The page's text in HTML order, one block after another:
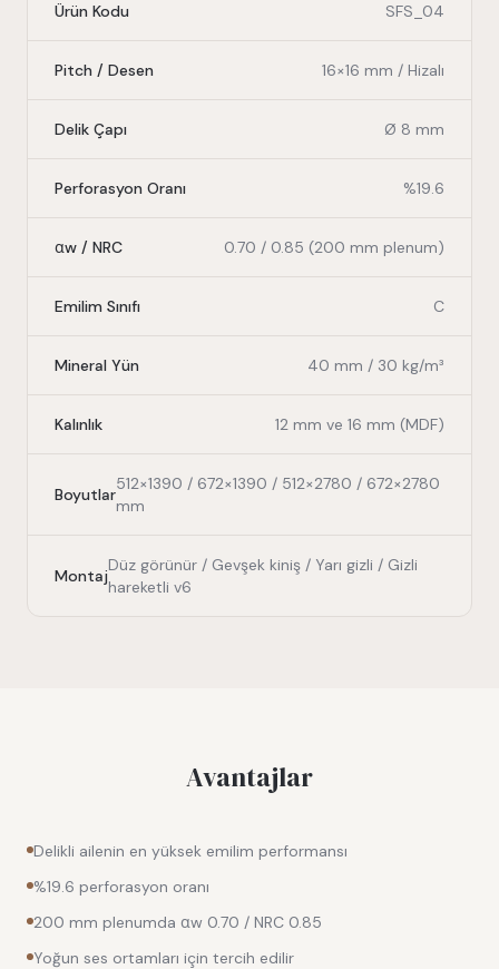
Ürün Kodu SFS_04
Pitch / Desen 16×16 mm / Hizalı
Delik Çapı Ø 8 mm
Perforasyon Oranı %19.6
αw / NRC 0.70 / 0.85 (200 mm plenum)
Emilim Sınıfı C
Mineral Yün 40 mm / 30 kg/m³
Kalınlık 12 mm ve 16 mm (MDF)
Boyutlar
512×1390 / 672×1390 / 512×2780 / 672×2780
mm
Montaj
Düz görünür / Gevşek kiniş / Yarı gizli / Gizli
hareketli v6
Avantajlar
Delikli ailenin en yüksek emilim performansı
%19.6 perforasyon oranı
200 mm plenumda αw 0.70 / NRC 0.85
Yoğun ses ortamları için tercih edilir